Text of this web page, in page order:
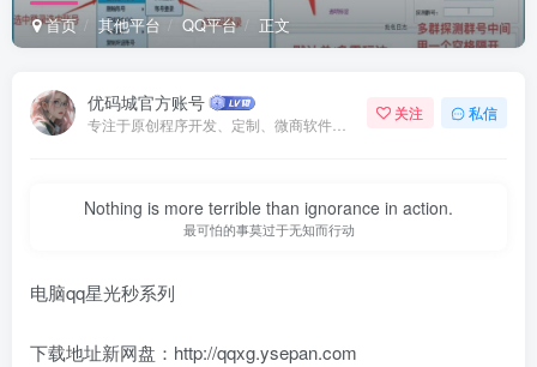
首页 其他平台 QQ平台 正文
优码城官方账号 关注 私信
Nothing is more terrible than ignorance in action.
最可怕的事莫过于无知而行动
电脑qq星光秒系列
下载地址新网盘：http://qqxg.ysepan.com